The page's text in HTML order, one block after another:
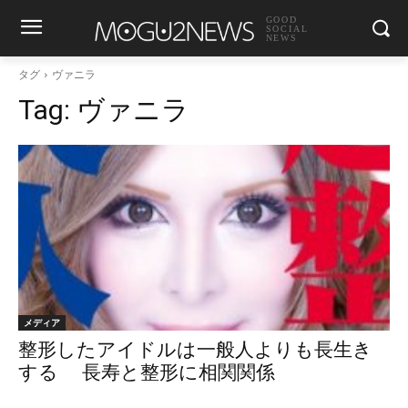
GOOD
SOCIAL
NEWS
タグ ヴァニラ
Tag: ヴァニラ
メディア
整形したアイドルは一般人よりも長生き
する 長寿と整形に相関関係